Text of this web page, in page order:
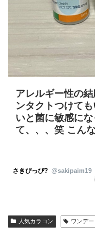
アレルギー性の
ンタクトつけて
いと菌に敏感に
て、、、笑 こん
さきぴっぴ? @sakipaim19
人気カラコン ワンデー